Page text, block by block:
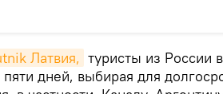
Латвия, туристы из России
дней, выбирая для